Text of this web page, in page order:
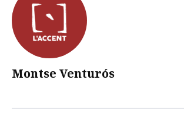
Montse Venturós